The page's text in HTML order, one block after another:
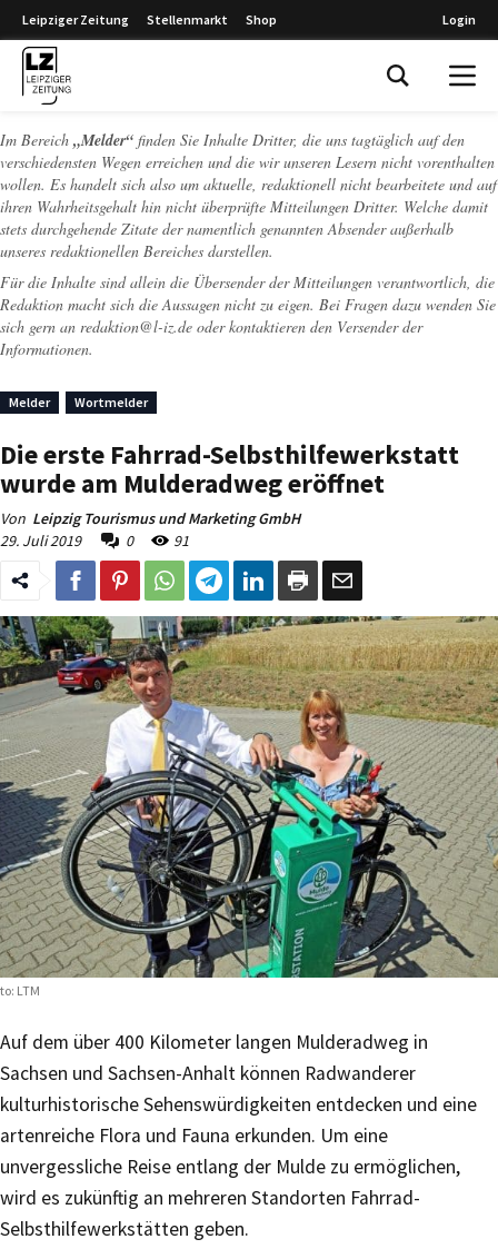
Leipziger Zeitung Stellenmarkt Shop Login
Im Bereich „Melder“ finden Sie Inhalte Dritter, die uns tagtäglich auf den
verschiedensten Wegen erreichen und die wir unseren Lesern nicht vorenthalten
wollen. Es handelt sich also um aktuelle, redaktionell nicht bearbeitete und auf
ihren Wahrheitsgehalt hin nicht überprüfte Mitteilungen Dritter. Welche damit
stets durchgehende Zitate der namentlich genannten Absender außerhalb
unseres redaktionellen Bereiches darstellen.
Für die Inhalte sind allein die Übersender der Mitteilungen verantwortlich, die
Redaktion macht sich die Aussagen nicht zu eigen. Bei Fragen dazu wenden Sie
sich gern an redaktion@l-iz.de oder kontaktieren den Versender der
Informationen.
Melder Wortmelder
Die erste Fahrrad-Selbsthilfewerkstatt
wurde am Mulderadweg eröffnet
Von Leipzig Tourismus und Marketing GmbH
29. Juli 2019
0 91
LTM
Auf dem über 400 Kilometer langen Mulderadweg in
Sachsen und Sachsen-Anhalt können Radwanderer
kulturhistorische Sehenswürdigkeiten entdecken und eine
artenreiche Flora und Fauna erkunden. Um eine
unvergessliche Reise entlang der Mulde zu ermöglichen,
wird es zukünftig an mehreren Standorten Fahrrad-
Selbsthilfewerkstätten geben.